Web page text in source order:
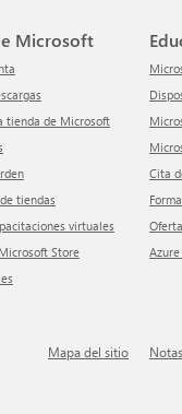
Microsoft
tienda de Microsoft
de tiendas
virtuales
Microsoft Store
Cita
mapa del sitio